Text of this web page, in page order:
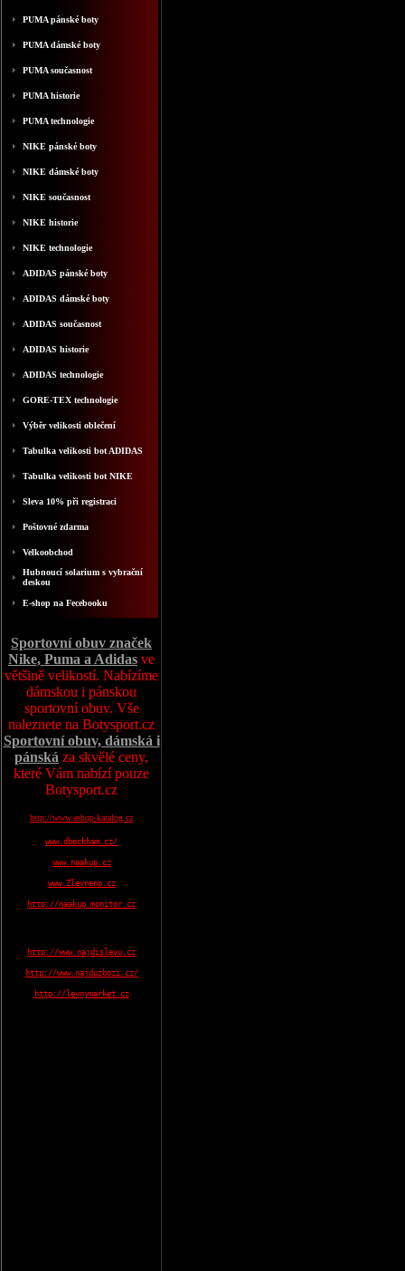
PUMA pánské boty
PUMA dámské boty
PUMA současnost
PUMA historie
PUMA technologie
NIKE pánské boty
NIKE dámské boty
NIKE současnost
NIKE historie
NIKE technologie
ADIDAS pánské boty
ADIDAS dámské boty
ADIDAS současnost
ADIDAS historie
ADIDAS technologie
GORE-TEX technologie
Výběr velikosti oblečení
Tabulka velikosti bot ADIDAS
Tabulka velikosti bot NIKE
Sleva 10% při registraci
Poštovné zdarma
Velkoobchod
Hubnoucí solarium s vybrační
deskou
E-shop na Fecebooku
Sportovní obuv značek
Nike, Puma a Adidas ve
většině velikostí. Nabízíme
dámskou i pánskou
sportovní obuv. Vše
naleznete na Botysport.cz
Sportovní obuv, dámská i
pánská za skvělé ceny,
které Vám nabízí pouze
Botysport.cz
http://www.eshop-katalog.cz
www.dbeckham.cz/
www.naakup.cz
www.Zlevneno.cz
http://naakup.monitor.cz
http://www.najdislevu.cz
http://www.najduzbozi.cz/
http://levnymarket.cz